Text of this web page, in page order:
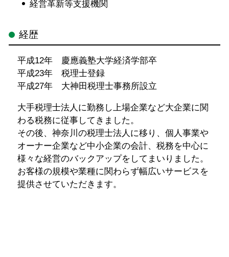
経営革新等支援機関
経歴
平成12年 慶應義塾大学経済学部卒
平成23年 税理士登録
平成27年 大神田税理士事務所設立
大手税理士法人に勤務し上場企業など大企業に関
わる税務に従事してきました。
その後、神奈川の税理士法人に移り、個人事業や
オーナー企業など中小企業の会計、税務を中心に
様々な経営のバックアップをしてまいりました。
お客様の規模や業種に関わらず幅広いサービスを
提供させていただきます。